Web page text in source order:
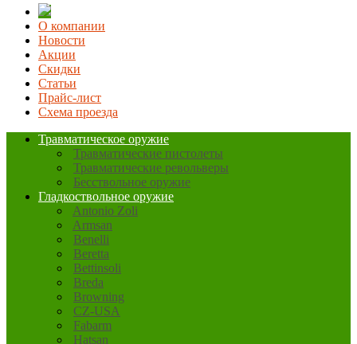
О компании
Новости
Акции
Скидки
Статьи
Прайс-лист
Схема проезда
Травматическое оружие
Травматические пистолеты
Травматические револьверы
Бесствольное оружие
Гладкоствольное оружие
Antonio Zoli
Armsan
Benelli
Beretta
Bettinsoli
Breda
Browning
CZ-USA
Fabarm
Hatsan